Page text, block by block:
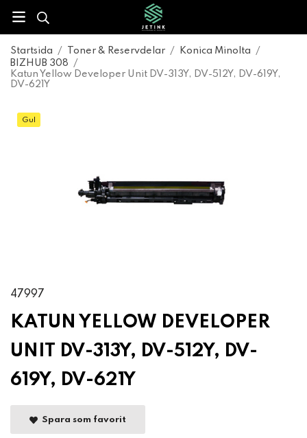
Startsida / Toner & Reservdelar / Konica Minolta
/
BIZHUB 308
/
Katun Yellow Developer Unit DV-313Y, DV-512Y, DV-619Y,
DV-621Y
Gul
47997
KATUN YELLOW DEVELOPER
UNIT DV-313Y, DV-512Y, DV-
619Y, DV-621Y
Spara som favorit